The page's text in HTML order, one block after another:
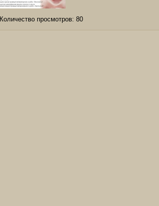
Количество просмотров: 80